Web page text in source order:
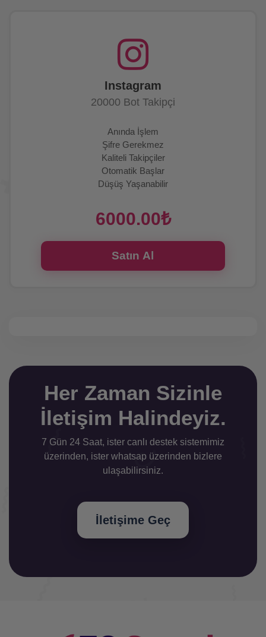
Instagram
20000 Bot Takipçi
Anında İşlem
Şifre Gerekmez
Kaliteli Takipçiler
Otomatik Başlar
Düşüş Yaşanabilir
6000.00₺
Satın Al
Her Zaman Sizinle
İletişim Halindeyiz.
7 Gün 24 Saat, ister canlı destek sistemimiz
üzerinden, ister whatsap üzerinden bizlere
ulaşabilirsiniz.
İletişime Geç